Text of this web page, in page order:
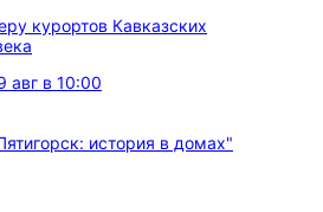
курортов Кавказских
авг в 10:00